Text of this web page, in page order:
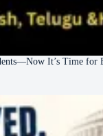
It’s Time for